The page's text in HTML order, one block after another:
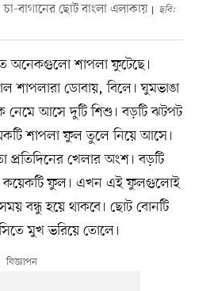
বাগানের ছোট বাংলা এলাকায়
ছবি:
অনেকগুলো শাপলা ফুটেছে।
শাপলারা ডোবায়, বিলে। ঘুমভাঙা
নেমে আসে দুটি শিশু। বড়টি ঝটপট
শাপলা ফুল তুলে নিয়ে আসে।
প্রতিদিনের খেলার অংশ। বড়টি
কয়েকটি ফুল। এখন এই ফুলগুলোই
বন্ধু হয়ে থাকবে। ছোট বোনটি
মুখ ভরিয়ে তোলে।